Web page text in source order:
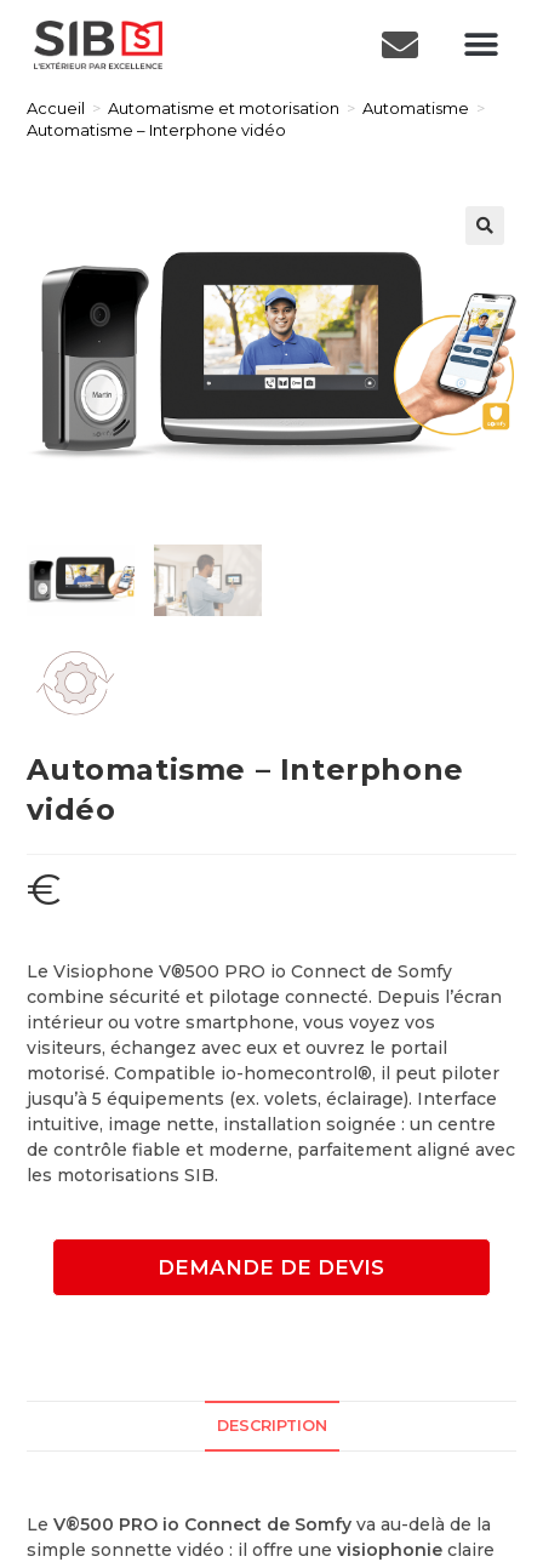
Accueil > Automatisme et motorisation > Automatisme >
Automatisme – Interphone vidéo
Automatisme – Interphone
vidéo
€
Le Visiophone V®500 PRO io Connect de Somfy
combine sécurité et pilotage connecté. Depuis l’écran
intérieur ou votre smartphone, vous voyez vos
visiteurs, échangez avec eux et ouvrez le portail
motorisé. Compatible io-homecontrol®, il peut piloter
jusqu’à 5 équipements (ex. volets, éclairage). Interface
intuitive, image nette, installation soignée : un centre
de contrôle fiable et moderne, parfaitement aligné avec
les motorisations SIB.
DEMANDE DE DEVIS
DESCRIPTION
LeV®500 PRO io Connect de Somfy va au-delà de la
simple sonnette vidéo : il offre unevisiophonie claire